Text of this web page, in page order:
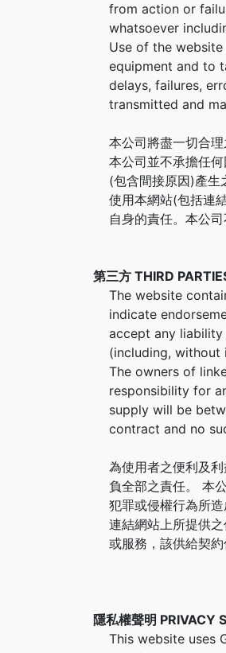
from action or
whatsoever
Use of the
equipment and to
delays, failures,
transmitted and
本公司將盡一切合
本公司並不承擔任
(包含間接原因)產生
使用本網站(包括連
自身的責任。本公
第三方 THIRD
The website
indicate
accept any
(including,
The owners of
responsibility for
supply will be
contract and no
為使用者之便利及
負全部之責任。 本
犯罪或侵權行為所造
連結網站上所提供
或服務，該供給契
隱私權聲明 PRIVACY
This website uses